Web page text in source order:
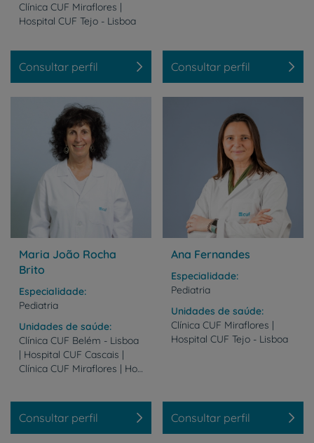
Clínica CUF Miraflores |
Hospital CUF Tejo - Lisboa
Consultar perfil Consultar perfil
Maria João Rocha
Brito
Especialidade
Pediatria
Unidades de saúde
Clínica CUF Belém - Lisboa
| Hospital CUF Cascais |
Clínica CUF Miraflores | Hospital CUF Tejo - Lisboa
Consultar perfil
Ana Fernandes
Especialidade
Pediatria
Unidades de saúde
Clínica CUF Miraflores |
Hospital CUF Tejo - Lisboa
Consultar perfil